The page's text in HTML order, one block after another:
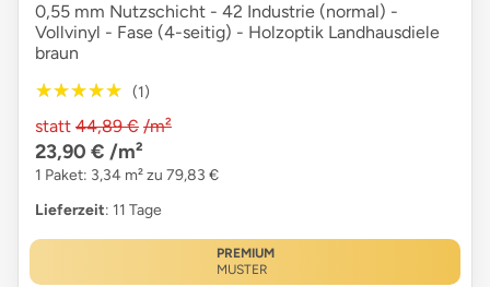
0,55 mm Nutzschicht - 42 Industrie (normal) -
Vollvinyl - Fase (4-seitig) - Holzoptik Landhausdiele
braun
★★★★★
★★★★★ (1)
statt 44,89 € /m²
23,90 € /m²
1 Paket: 3,34 m² zu 79,83 €
Lieferzeit: 11 Tage
PREMIUM
MUSTER